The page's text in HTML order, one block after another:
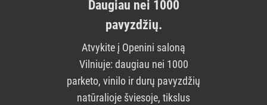
Daugiau nei 1000
pavyzdžių.
Atvykite į Openini saloną
Vilniuje: daugiau nei 1000
parketo, vinilo ir durų pavyzdžių
natūralioje šviesoje, tikslus